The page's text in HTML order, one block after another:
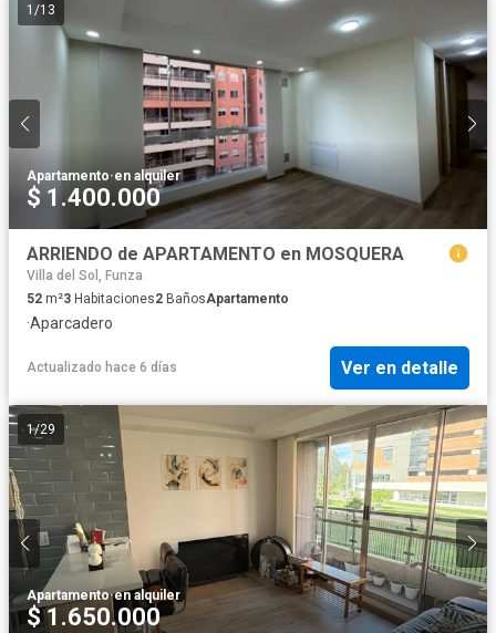
1 /13
Apartamento·en alquiler
$ 1.400.000
ARRIENDO de APARTAMENTO en MOSQUERA
Villa del Sol, Funza
52 m²3 Habitaciones2 BañosApartamento
·Aparcadero
Actualizado hace 6 días Ver en detalle
1/29
Apartamento·en alquiler
$ 1.650.000